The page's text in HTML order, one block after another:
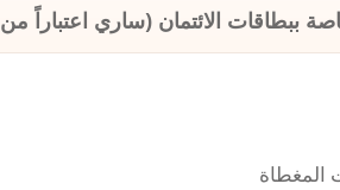
الائتمان (ساري اعتباراً من 1 ديسمبر 2024)
المغطاة